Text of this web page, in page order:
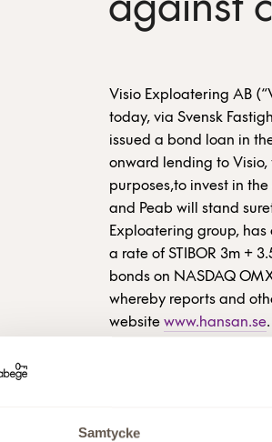
Samtycke
against
Visio Exploatering AB
today, via Svensk
issued a bond loan in
onward lending to Visio,
purposes,to invest in
and Peab will stand
Exploatering group,
a rate of STIBOR 3m +
bonds on NASDAQ
whereby reports and
website www.hansan.se.